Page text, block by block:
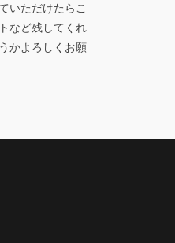
いただけたらこ
など残してくれ
かよろしくお願